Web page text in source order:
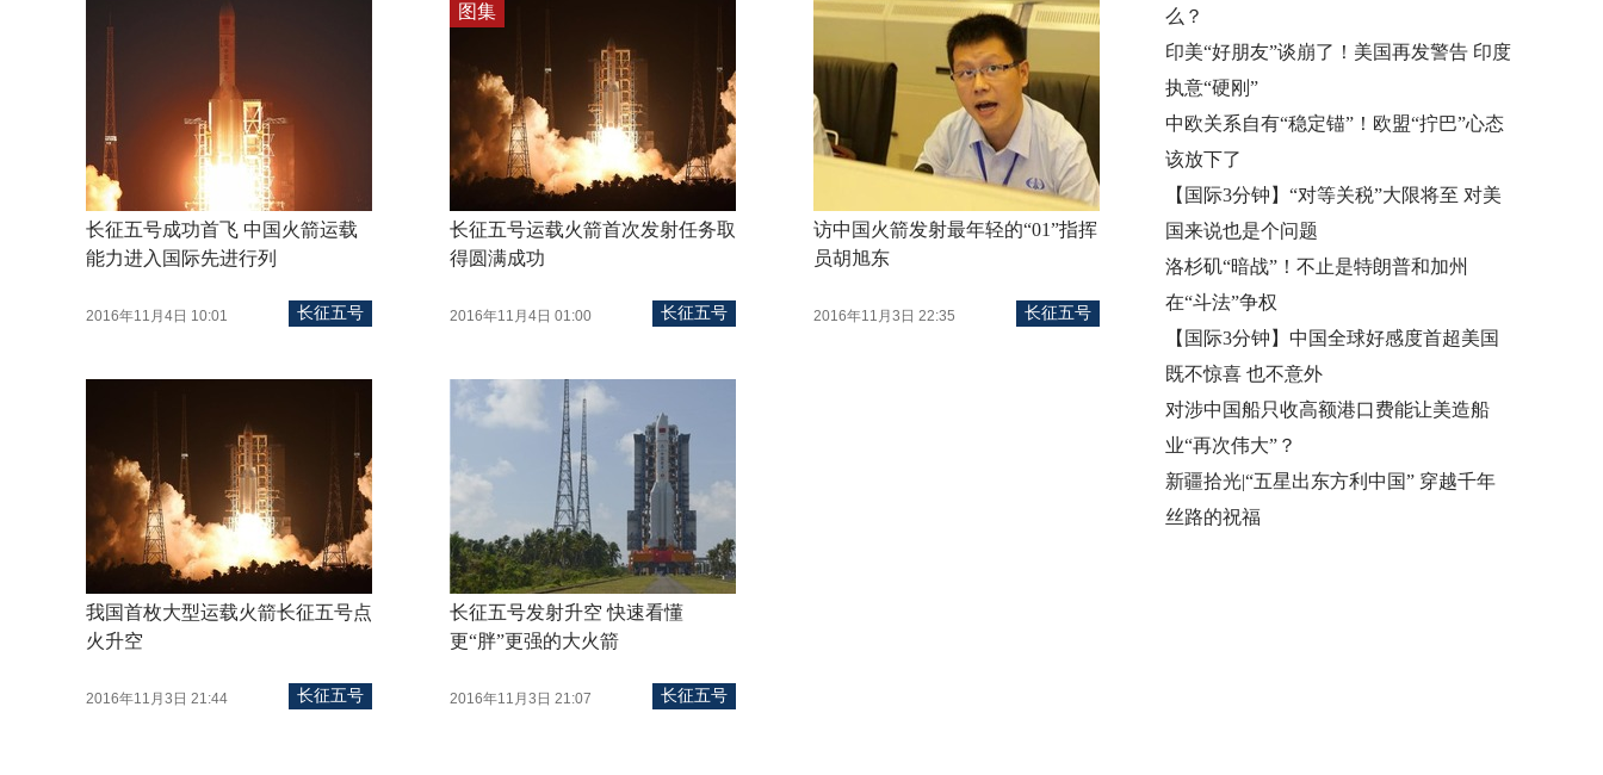
长征五号成功首飞 中国火箭运载
能力进入国际先进行列
长征五号
2016年11月4日 10:01
长征五号运载火箭首次发射任务取
得圆满成功
长征五号
2016年11月4日 01:00
图集
访中国火箭发射最年轻的“01”指挥
员胡旭东
长征五号
2016年11月3日 22:35
我国首枚大型运载火箭长征五号点
火升空
长征五号
2016年11月3日 21:44
长征五号发射升空 快速看懂
更“胖”更强的大火箭
长征五号
2016年11月3日 21:07
么？
印美“好朋友”谈崩了！美国再发警告 印度
执意“硬刚”
中欧关系自有“稳定锚”！欧盟“拧巴”心态
该放下了
【国际3分钟】“对等关税”大限将至 对美
国来说也是个问题
洛杉矶“暗战”！不止是特朗普和加州
在“斗法”争权
【国际3分钟】中国全球好感度首超美国
既不惊喜 也不意外
对涉中国船只收高额港口费能让美造船
业“再次伟大”？
新疆拾光|“五星出东方利中国” 穿越千年
丝路的祝福